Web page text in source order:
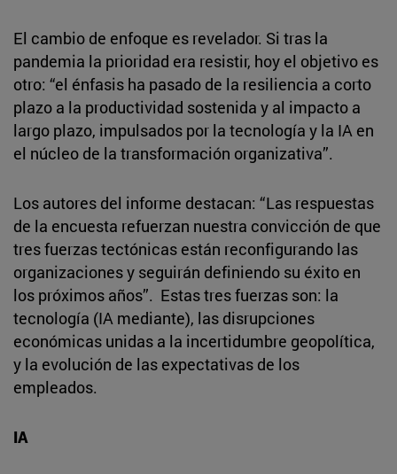
El cambio de enfoque es revelador. Si tras la
pandemia la prioridad era resistir, hoy el objetivo es
otro: “el énfasis ha pasado de la resiliencia a corto
plazo a la productividad sostenida y al impacto a
largo plazo, impulsados por la tecnología y la IA en
el núcleo de la transformación organizativa”.
Los autores del informe destacan: “Las respuestas
de la encuesta refuerzan nuestra convicción de que
tres fuerzas tectónicas están reconfigurando las
organizaciones y seguirán definiendo su éxito en
los próximos años”. Estas tres fuerzas son: la
tecnología (IA mediante), las disrupciones
económicas unidas a la incertidumbre geopolítica,
y la evolución de las expectativas de los
empleados.
IA